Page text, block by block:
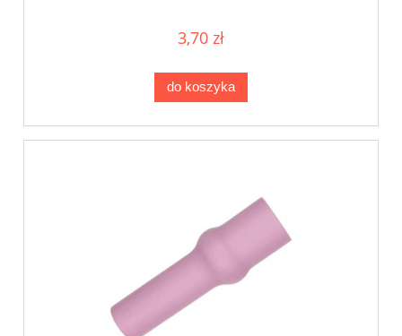
3,70 zł
do koszyka